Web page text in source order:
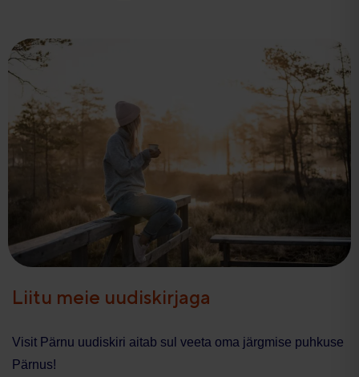
Liitu meie uudiskirjaga
Visit Pärnu uudiskiri aitab sul veeta oma järgmise puhkuse
Pärnus!